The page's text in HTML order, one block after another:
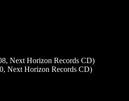
Next Horizon Records CD)
Next Horizon Records CD)